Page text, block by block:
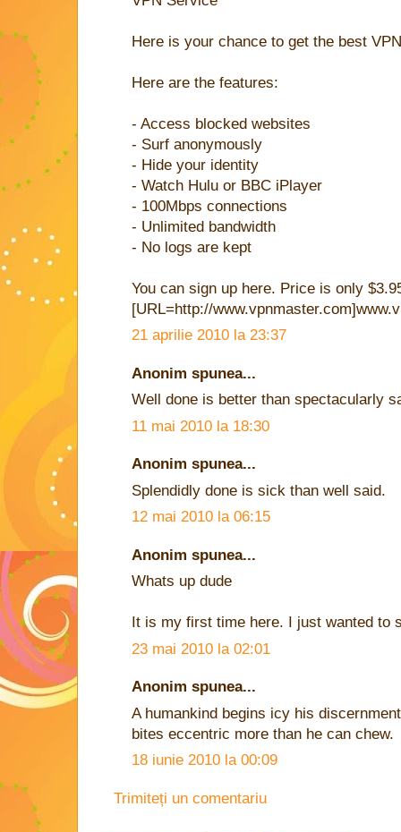
Here is your chance to get the best
Here are the features:
- Access blocked websites
- Surf anonymously
- Hide your identity
- Watch Hulu or BBC iPlayer
- 100Mbps connections
- Unlimited bandwidth
- No logs are kept
You can sign up here. Price is only
[URL=http://
21 aprilie 2010 la 23:37
Anonim spunea...
Well done is better than spectacularly
11 mai 2010 la 18:30
Anonim spunea...
Splendidly done is sick than well said.
12 mai 2010 la 06:15
Anonim spunea...
Whats up dude
It is my first time here. I just wanted to
23 mai 2010 la 02:01
Anonim spunea...
A humankind begins icy his
bites eccentric more than he can chew.
18 iunie 2010 la 00:09
Trimiteți un comentariu